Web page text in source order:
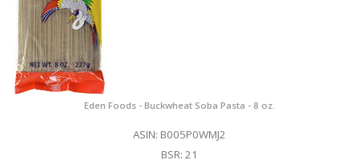
Eden Foods - Buckwheat Soba Pasta - 8 oz.
ASIN: B005P0WMJ2
BSR: 21